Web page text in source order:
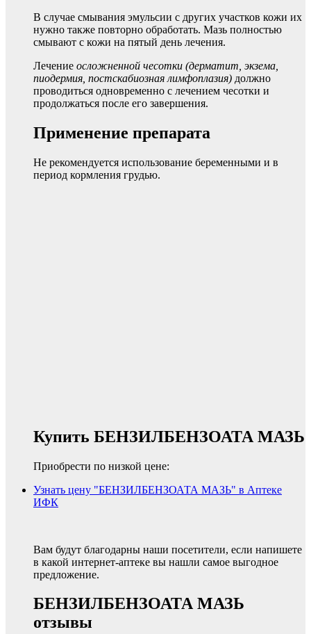
В случае смывания эмульсии с других участков кожи их
нужно также повторно обработать. Мазь полностью
смывают с кожи на пятый день лечения.
Лечение осложненной чесотки (дерматит, экзема,
пиодермия, постскабиозная лимфоплазия) должно
проводиться одновременно с лечением чесотки и
продолжаться после его завершения.
Применение препарата
Не рекомендуется использование беременными и в
период кормления грудью.
Купить БЕНЗИЛБЕНЗОАТА МАЗЬ
Приобрести по низкой цене:
Узнать цену "БЕНЗИЛБЕНЗОАТА МАЗЬ" в Аптеке
ИФК
Вам будут благодарны наши посетители, если напишете
в какой интернет-аптеке вы нашли самое выгодное
предложение.
БЕНЗИЛБЕНЗОАТА МАЗЬ
отзывы